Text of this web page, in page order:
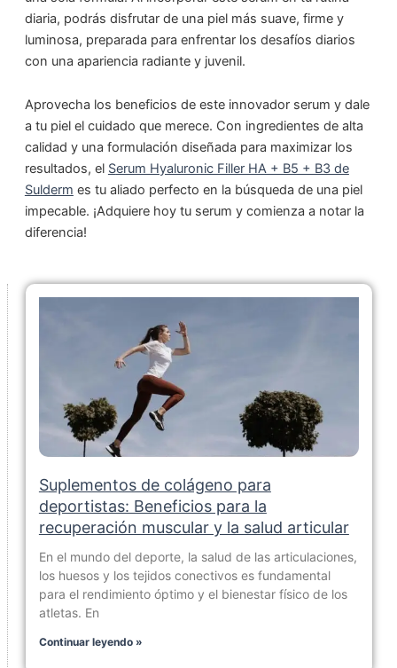
diaria, podrás disfrutar de una piel más suave, firme y
luminosa, preparada para enfrentar los desafíos diarios
con una apariencia radiante y juvenil.
Aprovecha los beneficios de este innovador serum y dale
a tu piel el cuidado que merece. Con ingredientes de alta
calidad y una formulación diseñada para maximizar los
resultados, el Serum Hyaluronic Filler HA + B5 + B3 de
Sulderm es tu aliado perfecto en la búsqueda de una piel
impecable. ¡Adquiere hoy tu serum y comienza a notar la
diferencia!
Suplementos de colágeno para
deportistas: Beneficios para la
recuperación muscular y la salud articular
En el mundo del deporte, la salud de las articulaciones,
los huesos y los tejidos conectivos es fundamental
para el rendimiento óptimo y el bienestar físico de los
atletas. En
Continuar leyendo »